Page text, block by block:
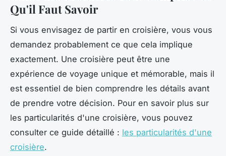
Qu'il Faut Savoir
Si vous envisagez de partir en croisière, vous vous
demandez probablement ce que cela implique
exactement. Une croisière peut être une
expérience de voyage unique et mémorable, mais il
est essentiel de bien comprendre les détails avant
de prendre votre décision. Pour en savoir plus sur
les particularités d'une croisière, vous pouvez
consulter ce guide détaillé : les particularités d'une
croisière.